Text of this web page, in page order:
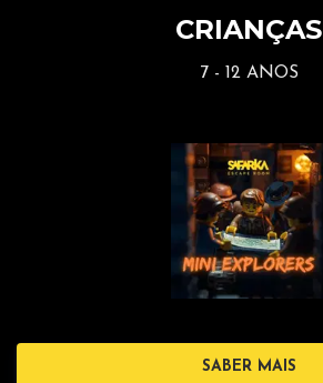
CRIANÇAS
7 - 12 ANOS
SABER MAIS